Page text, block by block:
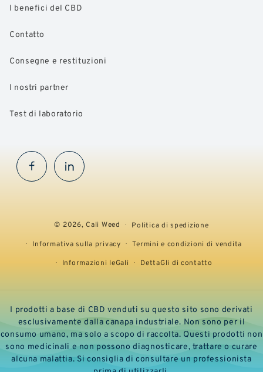
I benefici del CBD
Contatto
Consegne e restituzioni
I nostri partner
Test di laboratorio
FacebookInstaGram
© 2026,Cali Weed
Politica di spedizione
Informativa sulla privacy
Termini e condizioni di vendita
Informazioni leGali
DettaGli di contatto
I prodotti a base di CBD venduti su questo sito sono derivati
esclusivamente dalla canapa industriale. Non sono per il
consumo umano, ma solo a scopo di raccolta. Questi prodotti non
sono medicinali e non possono diagnosticare, trattare o curare
alcuna malattia. Si consiglia di consultare un professionista